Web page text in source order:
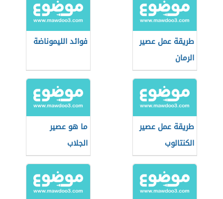
طريقة عمل عصير
الرمان
فوائد الليموناضة
طريقة عمل عصير
الكنتالوب
ما هو عصير
الجلاب